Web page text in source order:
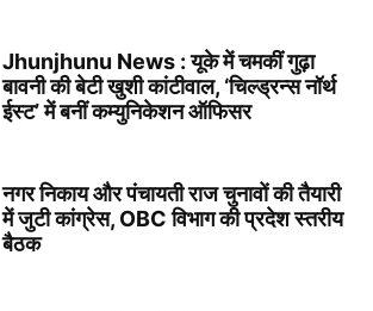
Jhunjhunu News : यूके में चमकीं गुढ़ा
बावनी की बेटी खुशी कांटीवाल, ‘चिल्ड्रन्स नॉर्थ
ईस्ट’ में बनीं कम्युनिकेशन ऑफिसर
नगर निकाय और पंचायती राज चुनावों की तैयारी
में जुटी कांग्रेस, OBC विभाग की प्रदेश स्तरीय
बैठक